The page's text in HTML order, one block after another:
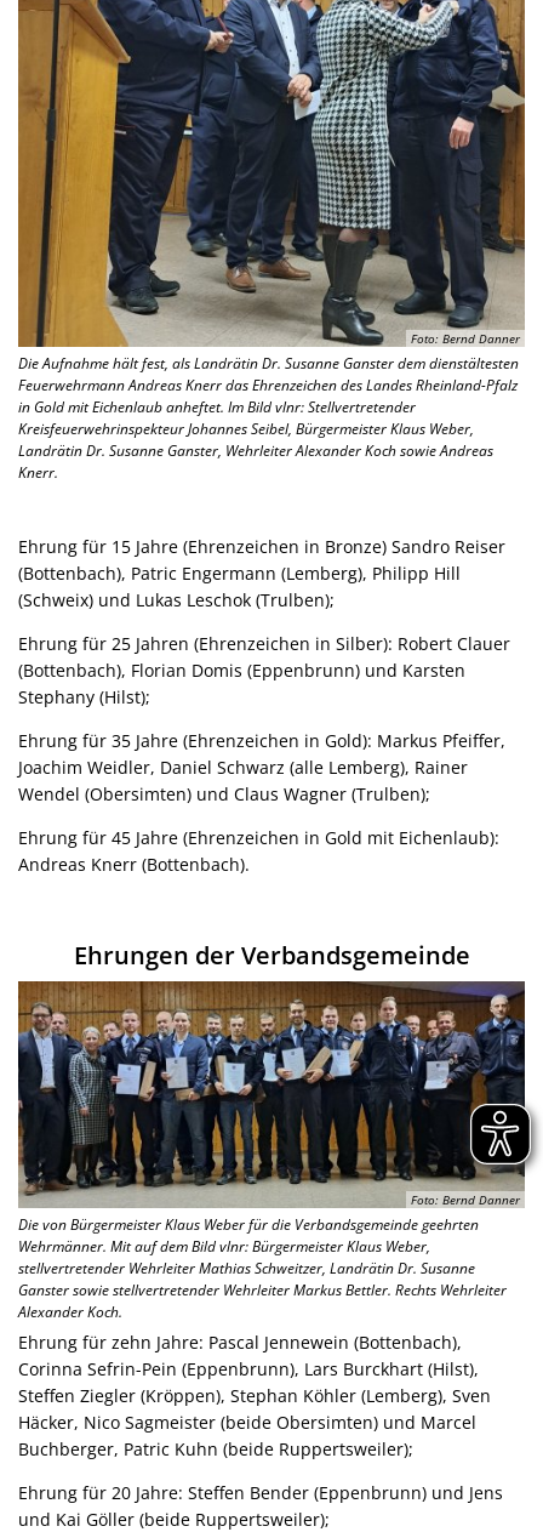
Foto: Bernd Danner
Die Aufnahme hält fest, als Landrätin Dr. Susanne Ganster dem dienstältesten
Feuerwehrmann Andreas Knerr das Ehrenzeichen des Landes Rheinland-Pfalz
in Gold mit Eichenlaub anheftet. Im Bild vlnr: Stellvertretender
Kreisfeuerwehrinspekteur Johannes Seibel, Bürgermeister Klaus Weber,
Landrätin Dr. Susanne Ganster, Wehrleiter Alexander Koch sowie Andreas
Knerr.
Ehrung für 15 Jahre (Ehrenzeichen in Bronze) Sandro Reiser
(Bottenbach), Patric Engermann (Lemberg), Philipp Hill
(Schweix) und Lukas Leschok (Trulben);
Ehrung für 25 Jahren (Ehrenzeichen in Silber): Robert Clauer
(Bottenbach), Florian Domis (Eppenbrunn) und Karsten
Stephany (Hilst);
Ehrung für 35 Jahre (Ehrenzeichen in Gold): Markus Pfeiffer,
Joachim Weidler, Daniel Schwarz (alle Lemberg), Rainer
Wendel (Obersimten) und Claus Wagner (Trulben);
Ehrung für 45 Jahre (Ehrenzeichen in Gold mit Eichenlaub):
Andreas Knerr (Bottenbach).
Ehrungen der Verbandsgemeinde
Foto: Bernd Danner
Die von Bürgermeister Klaus Weber für die Verbandsgemeinde geehrten
Wehrmänner. Mit auf dem Bild vlnr: Bürgermeister Klaus Weber,
stellvertretender Wehrleiter Mathias Schweitzer, Landrätin Dr. Susanne
Ganster sowie stellvertretender Wehrleiter Markus Bettler. Rechts Wehrleiter
Alexander Koch.
Ehrung für zehn Jahre: Pascal Jennewein (Bottenbach),
Corinna Sefrin-Pein (Eppenbrunn), Lars Burckhart (Hilst),
Steffen Ziegler (Kröppen), Stephan Köhler (Lemberg), Sven
Häcker, Nico Sagmeister (beide Obersimten) und Marcel
Buchberger, Patric Kuhn (beide Ruppertsweiler);
Ehrung für 20 Jahre: Steffen Bender (Eppenbrunn) und Jens
und Kai Göller (beide Ruppertsweiler);